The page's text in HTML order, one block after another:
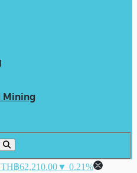
Mining
฿62,210.00▼ 0.21%